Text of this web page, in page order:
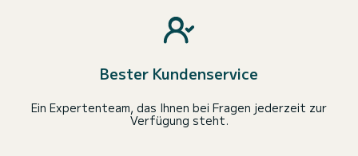
Bester Kundenservice
Ein Expertenteam, das Ihnen bei Fragen jederzeit zur
Verfügung steht.